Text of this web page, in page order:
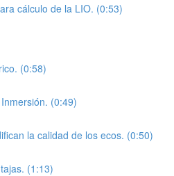
cálculo de la LIO. (0:53)
(0:58)
(0:49)
la calidad de los ecos. (0:50)
(1:13)